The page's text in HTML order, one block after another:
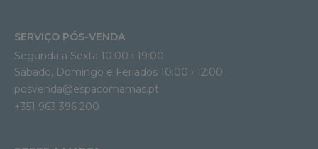
SERVIÇO PÓS-VENDA
Segunda a Sexta 10:00 › 19:00
Sábado, Domingo e Feriados 10:00 › 12:00
posvenda@espacomamas.pt
+351 963 396 200